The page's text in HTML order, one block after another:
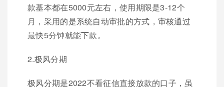
款基本都在5000元左右，使用期限是3-12个
月，采用的是系统自动审批的方式，审核通过
最快5分钟就能下款。
2.极风分期
极风分期是2022不看征信直接放款的口子，虽